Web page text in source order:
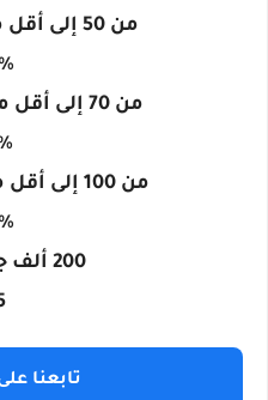
من 50 إلى أقل من 70 ألف جنيه
من 70 إلى أقل من 100 ألف جنيه
من 100 إلى أقل من 200 ألف جنيه
200 ألف جنيه فأكثر
تابعنا